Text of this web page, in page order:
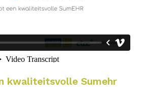
kwaliteitsvolle Sumehr